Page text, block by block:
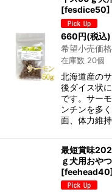
[fesdice50]
660円(税込)
希望小売価格
在庫数 20個
北海道産の
後ダイス状
です。サー
ンチンを多
面、体力維
最短賞味
ｇ犬用おや
[feehead40